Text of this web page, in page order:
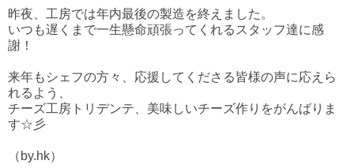
昨夜、工房では年内最後の製造を終えました。
いつも遅くまで一生懸命頑張ってくれるスタッフ達に感
謝！
来年もシェフの方々、応援してくださる皆様の声に応えら
れるよう、
チーズ工房トリデンテ、美味しいチーズ作りをがんばりま
す☆彡
（by.hk）